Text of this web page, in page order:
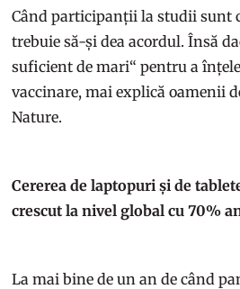
Când participanții la studii sunt
trebuie să-și dea acordul. Însă
suficient de mari“ pentru a
vaccinare, mai explică oamenii
Nature.
Cererea de laptopuri și de
crescut la nivel global cu 70%
La mai bine de un an de când